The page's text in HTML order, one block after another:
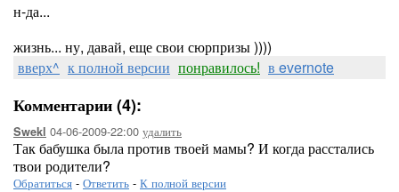
н-да...
жизнь... ну, давай, еще свои сюрпризы ))))
вверх^ к полной версии понравилось! в evernote
Комментарии (4):
Swekl 04-06-2009-22:00 удалить
Так бабушка была против твоей мамы? И когда расстались
твои родители?
Обратиться - Ответить - К полной версии